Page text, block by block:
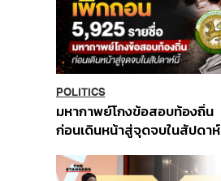
POLITICS
มหากาพย์โกงข้อสอบท้องถิ่น
ก่อนเดินหน้าสู่จุดจบในสัปดาห์